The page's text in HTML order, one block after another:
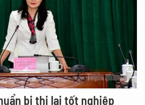
bị thi lại tốt nghiệp